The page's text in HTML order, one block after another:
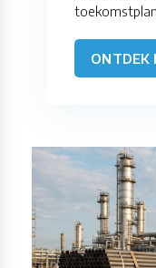
ONTDEK